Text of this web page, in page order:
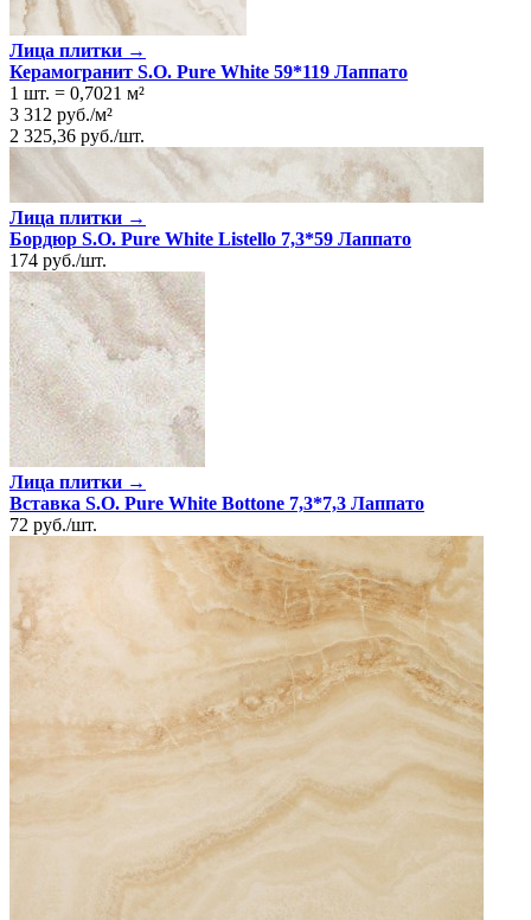
Лица плитки →
Керамогранит S.O. Pure White 59*119 Лаппато
1 шт. = 0,7021 м²
3 312 руб./м²
2 325,36 руб./шт.
Лица плитки →
Бордюр S.O. Pure White Listello 7,3*59 Лаппато
174 руб./шт.
Лица плитки →
Вставка S.O. Pure White Bottone 7,3*7,3 Лаппато
72 руб./шт.